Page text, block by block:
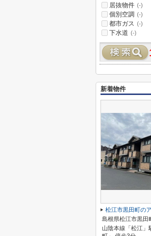
居抜物件 (-)
個別空調 (-)
都市ガス (-)
下水道 (-)
新着物件
松江市黒田町の
島根県松江市黒田
山陰本線「松江」